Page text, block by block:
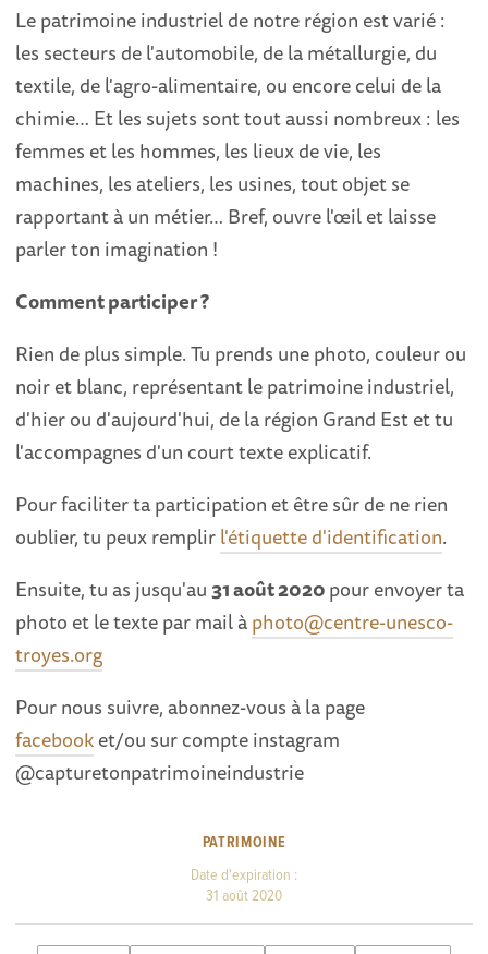
Le patrimoine industriel de notre région est varié :
les secteurs de l'automobile, de la métallurgie, du
textile, de l'agro-alimentaire, ou encore celui de la
chimie… Et les sujets sont tout aussi nombreux : les
femmes et les hommes, les lieux de vie, les
machines, les ateliers, les usines, tout objet se
rapportant à un métier… Bref, ouvre l'œil et laisse
parler ton imagination !
Comment participer ?
Rien de plus simple. Tu prends une photo, couleur ou
noir et blanc, représentant le patrimoine industriel,
d'hier ou d'aujourd'hui, de la région Grand Est et tu
l'accompagnes d'un court texte explicatif.
Pour faciliter ta participation et être sûr de ne rien
oublier, tu peux remplirl'étiquette d'identification.
Ensuite, tu as jusqu'au31 août 2020pour envoyer ta
photo et le texte par mail àphoto@centre-unesco-
troyes.org
Pour nous suivre, abonnez-vous à la page
facebooket/ou sur compte instagram
@capturetonpatrimoineindustrie
PATRIMOINE
Date d'expiration :
31 août 2020